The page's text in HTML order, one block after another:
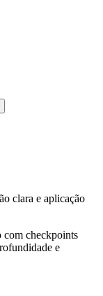
clara e aplicação
com checkpoints
e